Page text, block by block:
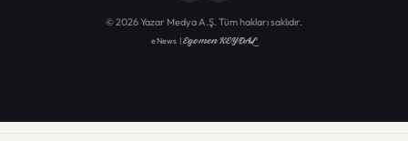
© 2026 Yazar Medya A.Ş. Tüm hakları saklıdır.
eNews |Egemen KEYDAL